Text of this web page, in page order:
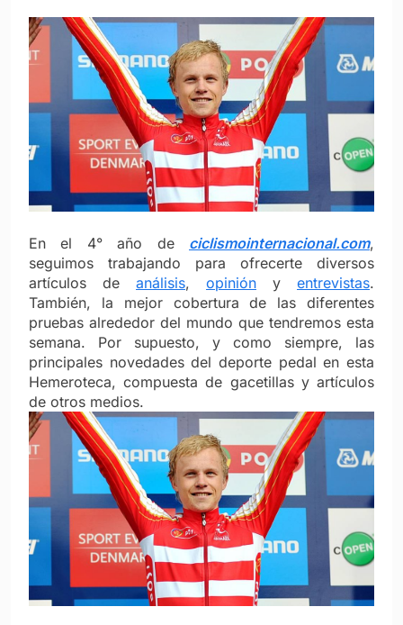
En el 4° año de ciclismointernacional.com,
seguimos trabajando para ofrecerte diversos
artículos de análisis, opinión y entrevistas.
También, la mejor cobertura de las diferentes
pruebas alrededor del mundo que tendremos esta
semana. Por supuesto, y como siempre, las
principales novedades del deporte pedal en esta
Hemeroteca, compuesta de gacetillas y artículos
de otros medios.